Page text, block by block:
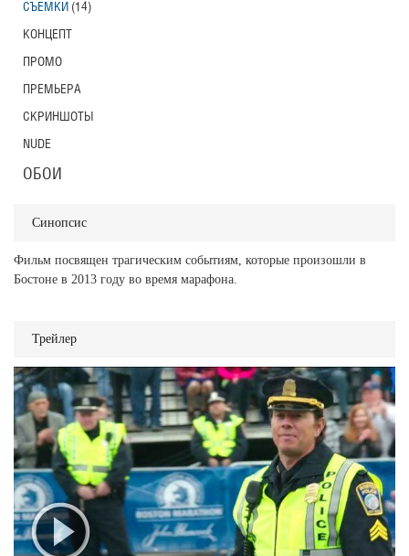
Синопсис
Фильм посвящен трагическим событиям, которые произошли в
Бостоне в 2013 году во время марафона.
Трейлер
СЪЕМКИ (14)
КОНЦЕПТ
ПРОМО
ПРЕМЬЕРА
СКРИНШОТЫ
NUDE
ОБОИ